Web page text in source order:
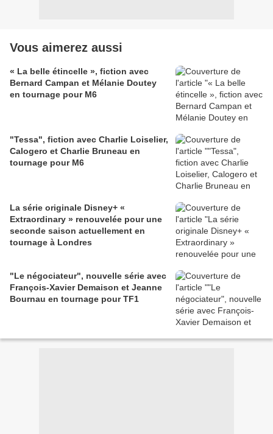
Vous aimerez aussi
« La belle étincelle », fiction avec
Bernard Campan et Mélanie Doutey
en tournage pour M6
"Tessa", fiction avec Charlie Loiselier,
Calogero et Charlie Bruneau en
tournage pour M6
La série originale Disney+ «
Extraordinary » renouvelée pour une
seconde saison actuellement en
tournage à Londres
"Le négociateur", nouvelle série avec
François-Xavier Demaison et Jeanne
Bournau en tournage pour TF1